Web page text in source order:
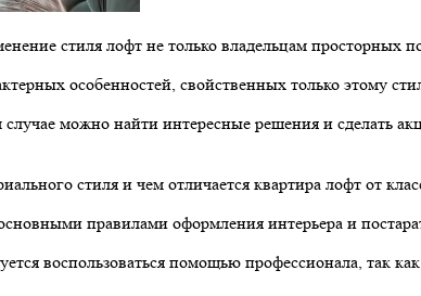
стиля лофт не только владельцам
особенностей, свойственных только этому
можно найти интересные решения и сделать
стиля и чем отличается квартира лофт от
правилами оформления интерьера и
воспользоваться помощью профессионала, так